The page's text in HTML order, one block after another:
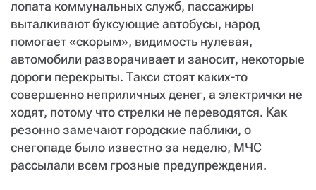
лопата коммунальных служб, пассажиры
выталкивают буксующие автобусы, народ
помогает «скорым», видимость нулевая,
автомобили разворачивает и заносит, некоторые
дороги перекрыты. Такси стоят каких-то
совершенно неприличных денег, а электрички не
ходят, потому что стрелки не переводятся. Как
резонно замечают городские паблики, о
снегопаде было известно за неделю, МЧС
рассылали всем грозные предупреждения.